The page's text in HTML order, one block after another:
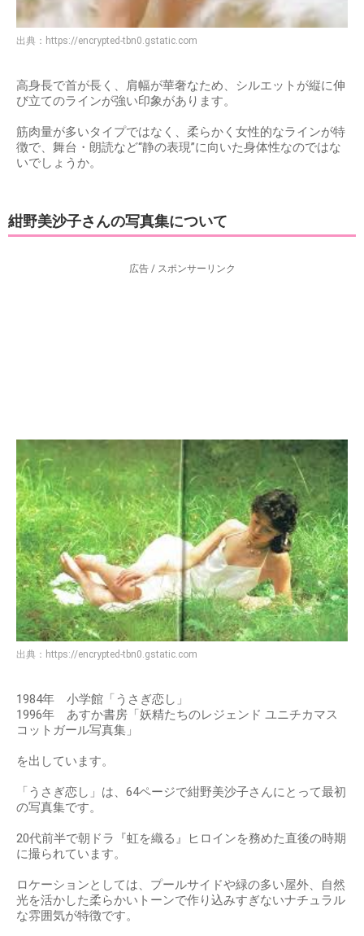
出典： https://encrypted-tbn0.gstatic.com
高身長で首が長く、肩幅が華奢なため、シルエットが縦に伸
び立てのラインが強い印象があります。
筋肉量が多いタイプではなく、柔らかく女性的なラインが特
徴で、舞台・朗読など“静の表現”に向いた身体性なのではな
いでしょうか。
紺野美沙子さんの写真集について
広告 / スポンサーリンク
出典： https://encrypted-tbn0.gstatic.com
1984年 小学館「うさぎ恋し」
1996年 あすか書房「妖精たちのレジェンド ユニチカマス
コットガール写真集」
を出しています。
「うさぎ恋し」は、64ページで紺野美沙子さんにとって最初
の写真集です。
20代前半で朝ドラ『虹を織る』ヒロインを務めた直後の時期
に撮られています。
ロケーションとしては、プールサイドや緑の多い屋外、自然
光を活かした柔らかいトーンで作り込みすぎないナチュラル
な雰囲気が特徴です。